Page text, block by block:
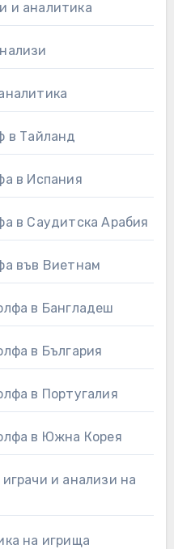
и аналитика
в Тайланд
в Испания
в Саудитска Арабия
във Виетнам
в Бангладеш
в България
в Португалия
в Южна Корея
и анализи на
на игрища